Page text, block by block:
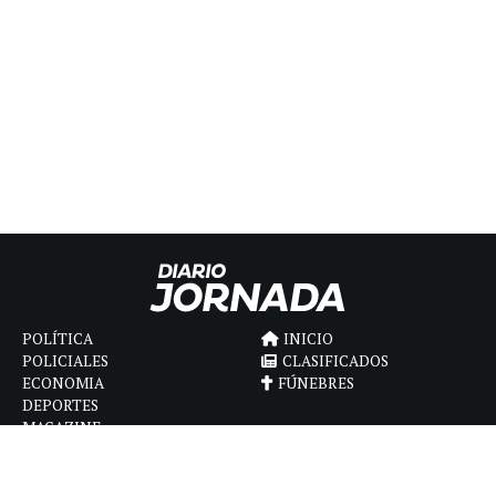
POLÍTICA
POLICIALES
ECONOMIA
DEPORTES
MAGAZINE
INICIO
CLASIFICADOS
FÚNEBRES